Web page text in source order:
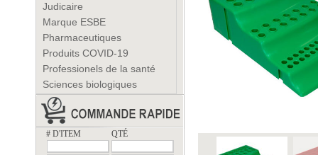
Judicaire
Marque ESBE
Pharmaceutiques
Produits COVID-19
Professionels de la santé
Sciences biologiques
# D'ITEM QTÉ